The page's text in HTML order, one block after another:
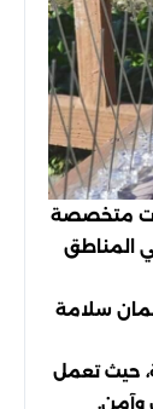
متخصصة
المناطق
سلامة
حيث تعمل
وآمن.